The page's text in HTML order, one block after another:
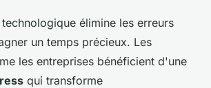
élimine les erreurs
un temps précieux. Les
les entreprises bénéficient d'une
qui transforme